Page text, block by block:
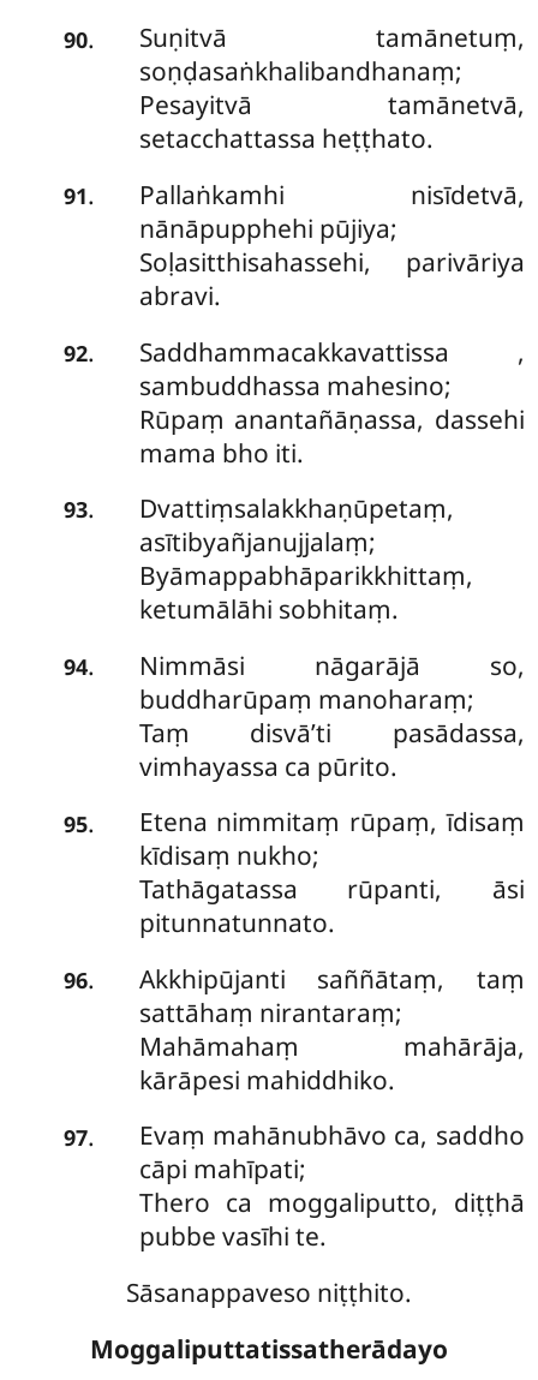
90.
Suṇitvā tamānetuṃ,
soṇḍasaṅkhalibandhanaṃ;
Pesayitvā tamānetvā,
setacchattassa heṭṭhato.
91.
Pallaṅkamhi nisīdetvā,
nānāpupphehi pūjiya;
Soḷasitthisahassehi, parivāriya
abravi.
92. Saddhammacakkavattissa ,
sambuddhassa mahesino;
Rūpaṃ anantañāṇassa, dassehi
mama bho iti.
93.
Dvattiṃsalakkhaṇūpetaṃ,
asītibyañjanujjalaṃ;
Byāmappabhāparikkhittaṃ,
ketumālāhi sobhitaṃ.
94.
Nimmāsi nāgarājā so,
buddharūpaṃ manoharaṃ;
Taṃ disvā’ti pasādassa,
vimhayassa ca pūrito.
95.
Etena nimmitaṃ rūpaṃ, īdisaṃ
kīdisaṃ nukho;
Tathāgatassa rūpanti, āsi
pitunnatunnato.
96.
Akkhipūjanti saññātaṃ, taṃ
sattāhaṃ nirantaraṃ;
Mahāmahaṃ mahārāja,
kārāpesi mahiddhiko.
97.
Evaṃ mahānubhāvo ca, saddho
cāpi mahīpati;
Thero ca moggaliputto, diṭṭhā
pubbe vasīhi te.
Sāsanappaveso niṭṭhito.
Moggaliputtatissatherādayo